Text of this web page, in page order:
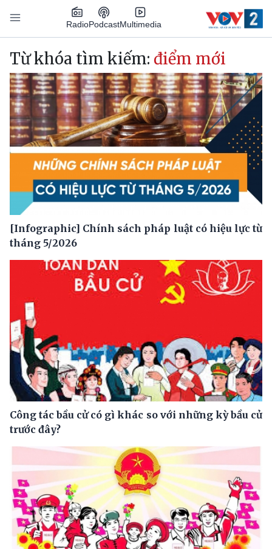
Nhảy đến nội dung
RadioPodcastMultimedia
Main navigation
Từ khóa tìm kiếm: điểm mới
[Infographic] Chính sách pháp luật có hiệu lực từ
tháng 5/2026
Công tác bầu cử có gì khác so với những kỳ bầu cử
trước đây?